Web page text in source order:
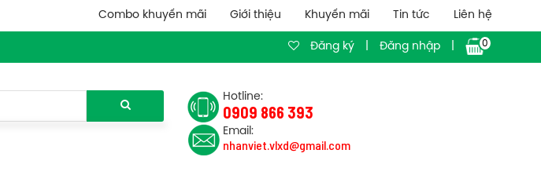
Combo khuyến mãi Giới thiệu Khuyến mãi Tin tức Liên hệ
Đăng ký Đăng nhập 0
Hotline:
0909 866 393
Email:
nhanviet.vlxd@gmail.com